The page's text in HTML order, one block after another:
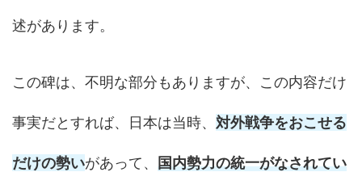
述があります。
この碑は、不明な部分もありますが、この内容だけ
事実だとすれば、日本は当時、 対外戦争をおこせる
だけの勢いがあって、 国内勢力の統一がなされてい